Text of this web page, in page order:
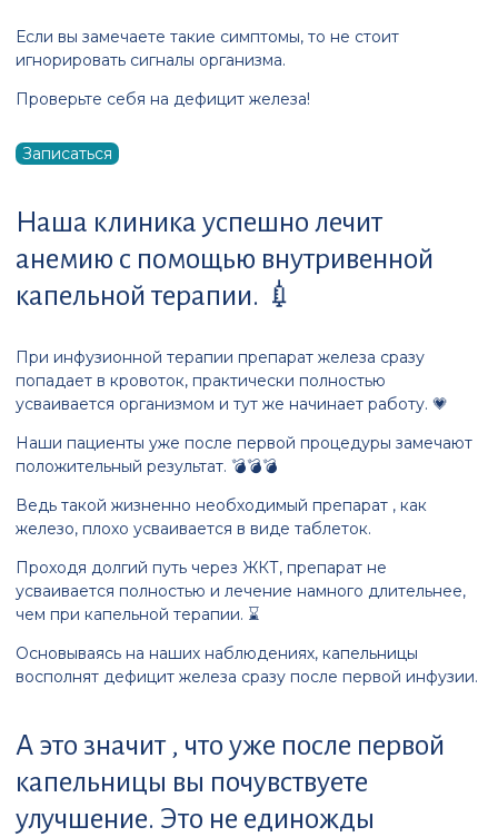
Если вы замечаете такие симптомы, то не стоит
игнорировать сигналы организма.
Проверьте себя на дефицит железа!
Записаться
Наша клиника успешно лечит
анемию с помощью внутривенной
капельной терапии. 💉
При инфузионной терапии препарат железа сразу
попадает в кровоток, практически полностью
усваивается организмом и тут же начинает работу. 💗
Наши пациенты уже после первой процедуры замечают
положительный результат. 💣💣💣
Ведь такой жизненно необходимый препарат , как
железо, плохо усваивается в виде таблеток.
Проходя долгий путь через ЖКТ, препарат не
усваивается полностью и лечение намного длительнее,
чем при капельной терапии. ⌛
Основываясь на наших наблюдениях, капельницы
восполнят дефицит железа сразу после первой инфузии.
А это значит , что уже после первой
капельницы вы почувствуете
улучшение. Это не единожды